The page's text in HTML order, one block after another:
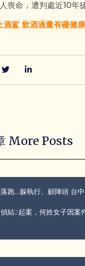
喪命，遭判處近10年徒
駕 飲酒過量有礙健康
More Posts
跑…躲執行、顧陣頭 台
結2起案，何姓女子因案